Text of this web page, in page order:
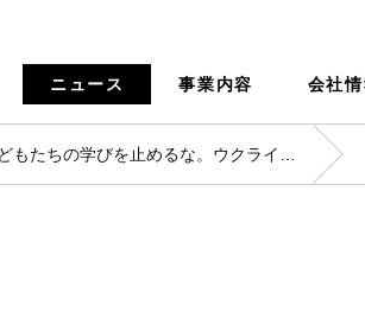
ニュース 事業内容 会社情